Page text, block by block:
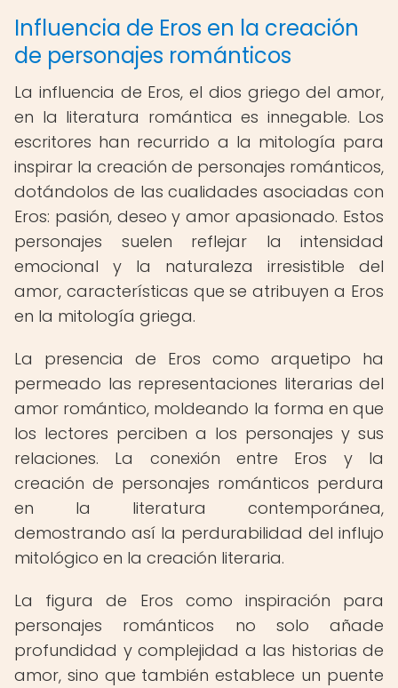
Influencia de Eros en la creación
de personajes románticos
La influencia de Eros, el dios griego del amor,
en la literatura romántica es innegable. Los
escritores han recurrido a la mitología para
inspirar la creación de personajes románticos,
dotándolos de las cualidades asociadas con
Eros: pasión, deseo y amor apasionado. Estos
personajes suelen reflejar la intensidad
emocional y la naturaleza irresistible del
amor, características que se atribuyen a Eros
en la mitología griega.
La presencia de Eros como arquetipo ha
permeado las representaciones literarias del
amor romántico, moldeando la forma en que
los lectores perciben a los personajes y sus
relaciones. La conexión entre Eros y la
creación de personajes románticos perdura
en la literatura contemporánea,
demostrando así la perdurabilidad del influjo
mitológico en la creación literaria.
La figura de Eros como inspiración para
personajes románticos no solo añade
profundidad y complejidad a las historias de
amor, sino que también establece un puente